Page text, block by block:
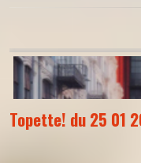
Topette! du 25 01